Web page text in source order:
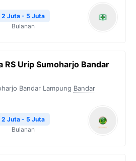
2 Juta - 5 Juta
Bulanan
RS Urip Sumoharjo Bandar
Bandar Lampung Bandar
2 Juta - 5 Juta
Bulanan